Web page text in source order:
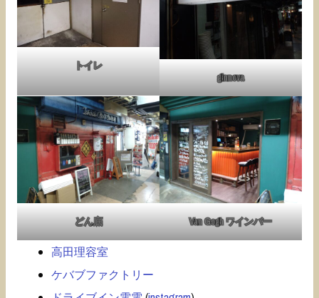
トイレ
ginnova
どん底 Van Gogh ワインバー
高田理容室
ケバブファクトリー